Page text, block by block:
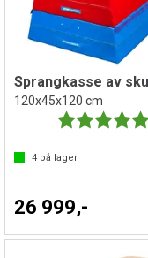
120x45x120 cm
Karakter:
4 på lager
26 999,-